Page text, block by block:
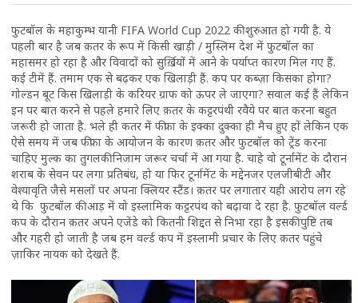
फुटबॉल के महाकुम्भ यानी FIFA World Cup 2022 की शुरुआत हो गयी है. ये
पहली बार है जब क़तर के रूप में किसी खाड़ी / मुस्लिम देश में फुटबॉल का
महासमर हो रहा है और विवादों को सुर्ख़ियों में आने के पर्याप्त कारण मिल गए हैं.
कई टीमें हैं. तमाम एक से बढ़कर एक खिलाड़ी हैं. कप पर कब्ज़ा किसका होगा?
गोल्डन बूट किस खिलाड़ी के करियर ग्राफ को ऊपर ले जाएगा? सवाल कई हैं लेकिन
इन पर बात करने से पहले हमारे लिए क़तर के कट्टरपंथी रवैये पर बात करना बहुत
जरूरी हो जाता है. भले ही कतर में फीफा के इक्का दुक्का ही मैच हुए हों लेकिन एक
ऐसे समय में जब फीफा के आयोजन के कारण क़तर और फुटबॉल को ट्रेंड करना
चाहिए मुल्क का तुगलकी निजाम जरूर चर्चा में आ गया है. चाहे वो टूर्नामेंट के दौरान
शराब के सेवन पर लगा प्रतिबंध, हो या फिर टूर्नामेंट के मद्देनजर एलजीबीटी और
वेश्यावृति जैसे मसलों पर अपना क्लियर स्टैंड। क़तर पर लगातार यही आरोप लग रहे
थे कि फुटबॉल की आड़ में वो इस्‍लामिक कट्टरपंथ को बढ़ावा दे रहा है. फुटबॉल वर्ल्ड
कप के दौरान क़तर अपने एजेंडे को कितनी शिद्दत से निभा रहा है इसकी पुष्टि तब
और गहरी हो जाती है जब हम वर्ल्ड कप में इस्लामी प्रचार के लिए क़तर पहुंचे
ज़ाकिर नायक को देखते हैं.